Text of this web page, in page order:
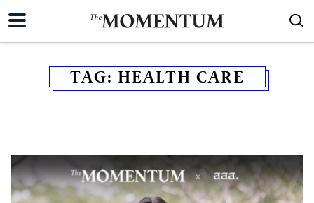
TAG: HEALTH CARE